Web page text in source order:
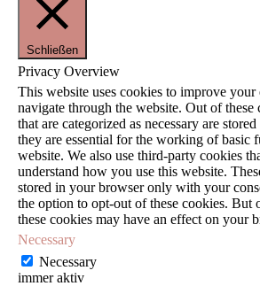
Schließen
Privacy Overview
This website uses cookies to improve
navigate through the website. Out of these
that are categorized as necessary are
they are essential for the working of basic
website. We also use third-party cookies
understand how you use this website.
stored in your browser only with your
the option to opt-out of these cookies. But
these cookies may have an effect on your
Necessary
Necessary
immer aktiv